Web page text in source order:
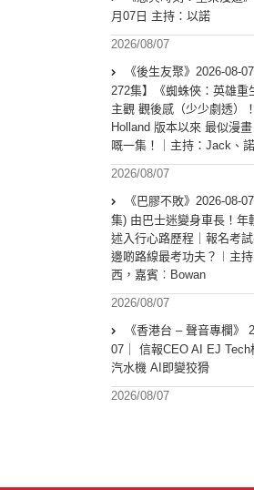
月07日 主持：以諾
2026/08/07
《後生友聚》2026-08-
272集】《蜘蛛俠：英雄重
主觀 觀後感（少少劇透）
Holland 版本以來 最似漫
嘅一集！｜主持：Jack、
2026/08/07
《巴膠不敗》2026-08-
集) 由巴士迷變身車長！年
述入行心路歷程｜報名考
邊啲路線最考功夫？︱主
西，嘉賓︰Bowan
2026/08/07
《香港台 – 聲音專欄》
07｜ 信報CEO AI EJ Tech
汽水機 AI即變狡猾
2026/08/07